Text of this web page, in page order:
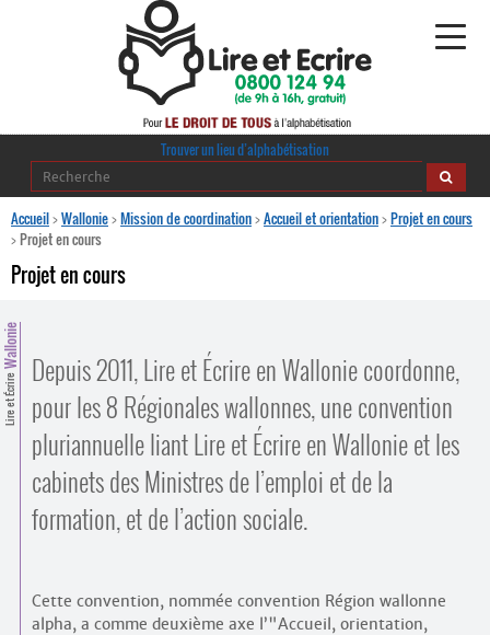
Alphabétisation
Regards croisés
Ressources pédagogiques
Espace presse
Contacts
Trouver un lieu d’alphabétisation
Accueil>Wallonie>Mission de coordination>Accueil et orientation>Projet en cours
>Projet en cours
Projet en cours
Lire et Écrire
Wallonie Depuis 2011, Lire et Écrire en Wallonie coordonne,
pour les 8 Régionales wallonnes, une convention
pluriannuelle liant Lire et Écrire en Wallonie et les
cabinets des Ministres de l’emploi et de la
formation, et de l’action sociale.
Cette convention, nommée convention Région wallonne
alpha, a comme deuxième axe l’"Accueil, orientation,